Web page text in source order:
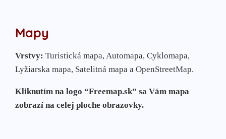
Mapy
Vrstvy: Turistická mapa, Automapa, Cyklomapa,
Lyžiarska mapa, Satelitná mapa a OpenStreetMap.
Kliknutím na logo “Freemap.sk” sa Vám mapa
zobrazí na celej ploche obrazovky.